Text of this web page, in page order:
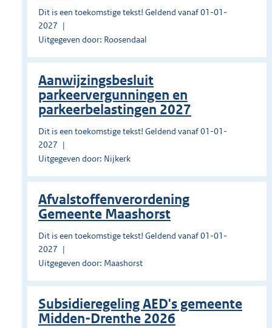
Dit is een toekomstige tekst! Geldend vanaf 01-01-
2027
Uitgegeven door: Roosendaal
Aanwijzingsbesluit
parkeervergunningen en
parkeerbelastingen 2027
Dit is een toekomstige tekst! Geldend vanaf 01-01-
2027
Uitgegeven door: Nijkerk
Afvalstoffenverordening
Gemeente Maashorst
Dit is een toekomstige tekst! Geldend vanaf 01-01-
2027
Uitgegeven door: Maashorst
Subsidieregeling AED's gemeente
Midden-Drenthe 2026